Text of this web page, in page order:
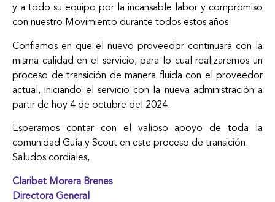
y a todo su equipo por la incansable labor y compromiso
con nuestro Movimiento durante todos estos años.
Confiamos en que el nuevo proveedor continuará con la
misma calidad en el servicio, para lo cual realizaremos un
proceso de transición de manera fluida con el proveedor
actual, iniciando el servicio con la nueva administración a
partir de hoy 4 de octubre del 2024.
Esperamos contar con el valioso apoyo de toda la
comunidad Guía y Scout en este proceso de transición.
Saludos cordiales,
Claribet Morera Brenes
Directora General